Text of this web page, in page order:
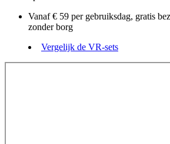
Vanaf € 59 per gebruiksdag, gratis
zonder borg
Vergelijk de VR-sets